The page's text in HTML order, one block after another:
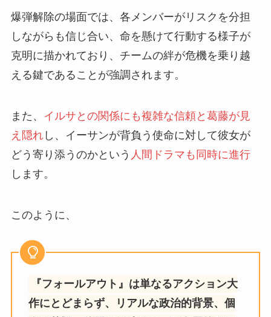
爆弾解除の場面では、各メンバーがリスクを分担
しながらも信じ合い、命を懸けて行動する様子が
克明に描かれており、チームの絆が危機を乗り越
える鍵であることが強調されます。
また、
イルサとの関係にも複雑な信頼と葛藤が見
え隠れし、イーサンが背負う使命に対して彼女が
どう寄り添うのかという 人間ドラマも同時に進行
します。
このように、
『フォールアウト』は単なるアクション大
作にとどまらず、リアルな政治的背景、個